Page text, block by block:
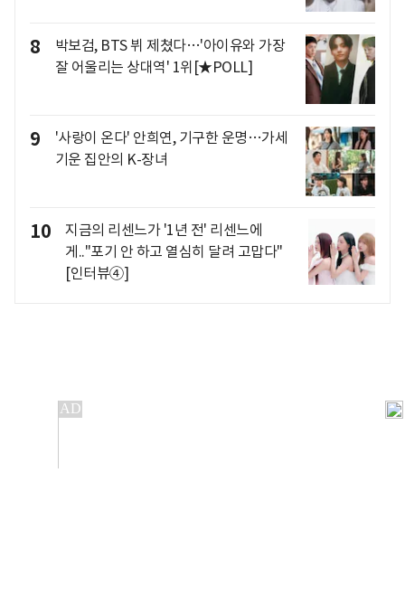
8
박보검, BTS 뷔 제쳤다…'아이유와 가장
잘 어울리는 상대역' 1위[★POLL]
9
'사랑이 온다' 안희연, 기구한 운명…가세
기운 집안의 K-장녀
10
지금의 리센느가 '1년 전' 리센느에
게.."포기 안 하고 열심히 달려 고맙다"
[인터뷰④]